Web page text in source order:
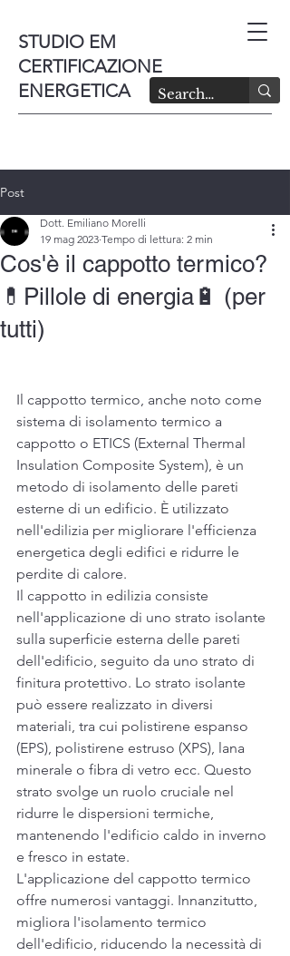
STUDIO EM
CERTIFICAZIONE
ENERGETICA
Post
Cos'è il cappotto termico?
💊Pillole di energia🔋 (per
tutti)
Dott. Emiliano Morelli
19 mag 2023 Tempo di lettura: 2 min
Il cappotto termico, anche noto come
sistema di isolamento termico a
cappotto o ETICS (External Thermal
Insulation Composite System), è un
metodo di isolamento delle pareti
esterne di un edificio. È utilizzato
nell'edilizia per migliorare l'efficienza
energetica degli edifici e ridurre le
perdite di calore.
Il cappotto in edilizia consiste
nell'applicazione di uno strato isolante
sulla superficie esterna delle pareti
dell'edificio, seguito da uno strato di
finitura protettivo. Lo strato isolante
può essere realizzato in diversi
materiali, tra cui polistirene espanso
(EPS), polistirene estruso (XPS), lana
minerale o fibra di vetro ecc. Questo
strato svolge un ruolo cruciale nel
ridurre le dispersioni termiche,
mantenendo l'edificio caldo in inverno
e fresco in estate.
L'applicazione del cappotto termico
offre numerosi vantaggi. Innanzitutto,
migliora l'isolamento termico
dell'edificio, riducendo la necessità di